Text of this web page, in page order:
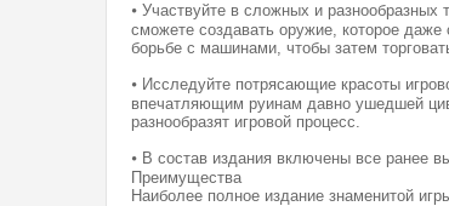
⦁ Участвуйте в сложных и разнообразных
сможете создавать оружие, которое
борьбе с машинами, чтобы затем
⦁ Исследуйте потрясающие красоты
впечатляющим руинам давно ушедшей
разнообразят игровой процесс.
⦁ В состав издания включены все ранее
Преимущества
Наиболее полное издание знаменитой